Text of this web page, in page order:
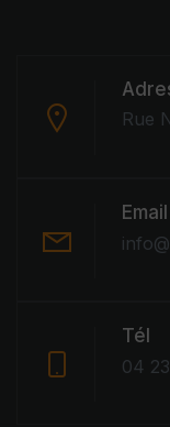
Rue
Email
Tél
04